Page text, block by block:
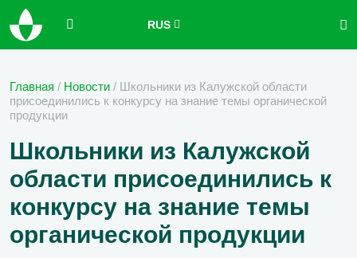
RUS
Главная / Новости / Школьники из Калужской области
присоединились к конкурсу на знание темы органической
продукции
Школьники из Калужской
области присоединились к
конкурсу на знание темы
органической продукции